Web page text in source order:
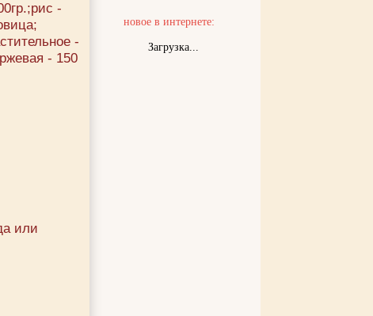
-
-
- 150
или
новое в интернете:
Загрузка...